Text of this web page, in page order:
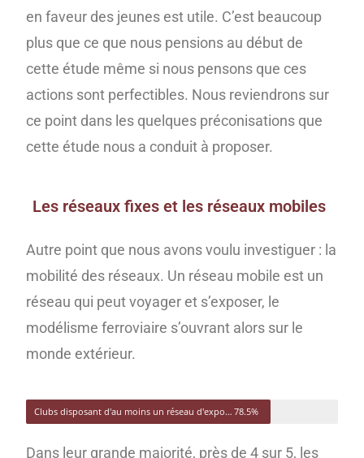
en faveur des jeunes est utile. C’est beaucoup
plus que ce que nous pensions au début de
cette étude même si nous pensons que ces
actions sont perfectibles. Nous reviendrons sur
ce point dans les quelques préconisations que
cette étude nous a conduit à proposer.
Les réseaux fixes et les réseaux mobiles
Autre point que nous avons voulu investiguer : la
mobilité des réseaux. Un réseau mobile est un
réseau qui peut voyager et s’exposer, le
modélisme ferroviaire s’ouvrant alors sur le
monde extérieur.
Clubs disposant d'au moins un réseau d'exposition 78.5%
Dans leur grande majorité, près de 4 sur 5, les